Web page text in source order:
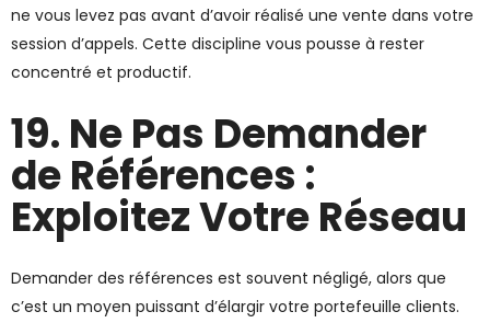
ne vous levez pas avant d’avoir réalisé une vente dans votre
session d’appels. Cette discipline vous pousse à rester
concentré et productif.
19. Ne Pas Demander
de Références :
Exploitez Votre Réseau
Demander des références est souvent négligé, alors que
c’est un moyen puissant d’élargir votre portefeuille clients.